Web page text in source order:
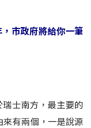
市政府將給你一筆
士南方，最主要的
有兩個，一是說源